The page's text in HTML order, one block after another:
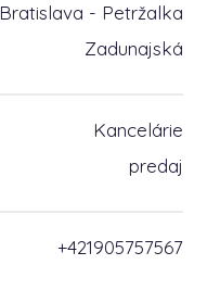
Bratislava - Petržalka
Zadunajská
Kancelárie
predaj
+421905757567